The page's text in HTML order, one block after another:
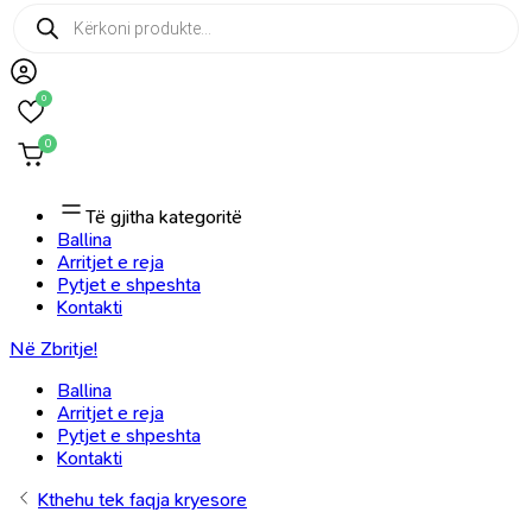
Products
search
0
0
Të gjitha kategoritë
Ballina
Arritjet e reja
Pytjet e shpeshta
Kontakti
Në Zbritje!
Ballina
Arritjet e reja
Pytjet e shpeshta
Kontakti
Kthehu tek faqja kryesore